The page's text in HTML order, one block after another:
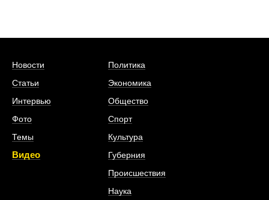
Новости
Статьи
Интервью
Фото
Темы
Видео
Политика
Экономика
Общество
Спорт
Культура
Губерния
Происшествия
Наука